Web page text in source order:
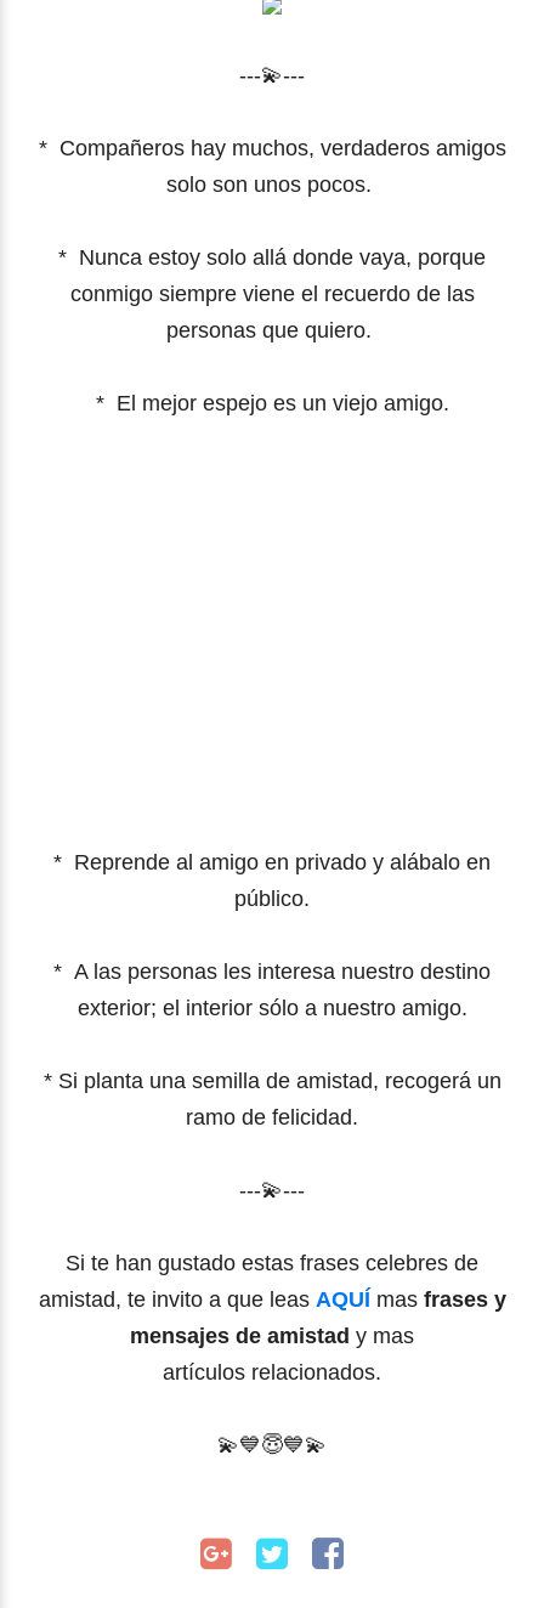
---💫---
* Compañeros hay muchos, verdaderos amigos
solo son unos pocos.
* Nunca estoy solo allá donde vaya, porque
conmigo siempre viene el recuerdo de las
personas que quiero.
* El mejor espejo es un viejo amigo.
* Reprende al amigo en privado y alábalo en
público.
* A las personas les interesa nuestro destino
exterior; el interior sólo a nuestro amigo.
* Si planta una semilla de amistad, recogerá un
ramo de felicidad.
---💫---
Si te han gustado estas frases celebres de
amistad, te invito a que leas AQUÍ mas frases y
mensajes de amistad y mas
artículos relacionados.
💫💙😇💙💫